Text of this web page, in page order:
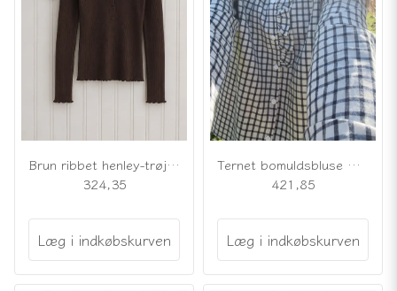
Brun ribbet henley-trøje med blonder
324,35
Læg i indkøbskurven
Ternet bomuldsbluse med flæser
421,85
Læg i indkøbskurven